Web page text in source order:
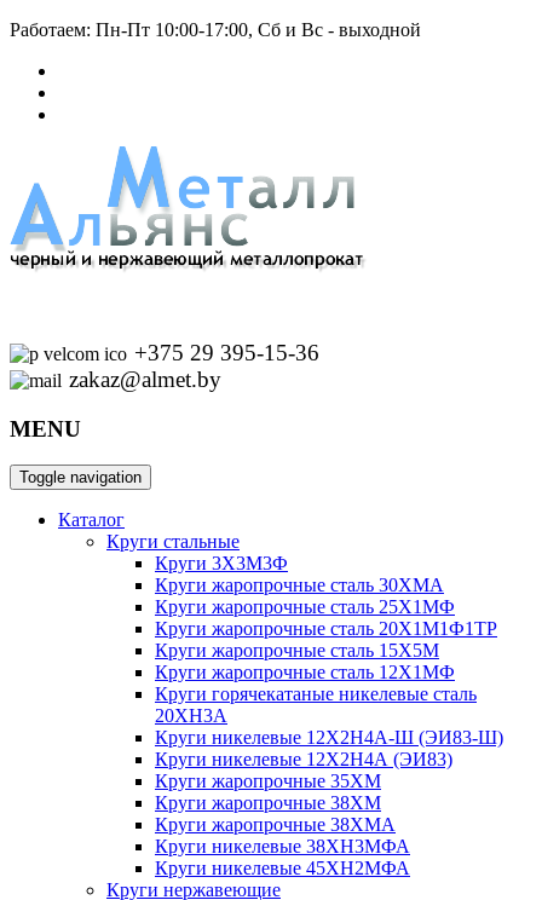
Работаем: Пн-Пт 10:00-17:00, Сб и Вс - выходной
+375 29 395-15-36
zakaz@almet.by
MENU
Toggle navigation
Каталог
Круги стальные
Круги 3Х3М3Ф
Круги жаропрочные сталь 30ХМА
Круги жаропрочные сталь 25Х1МФ
Круги жаропрочные сталь 20Х1М1Ф1ТР
Круги жаропрочные сталь 15Х5М
Круги жаропрочные сталь 12Х1МФ
Круги горячекатаные никелевые сталь
20ХН3А
Круги никелевые 12Х2Н4А-Ш (ЭИ83-Ш)
Круги никелевые 12Х2Н4А (ЭИ83)
Круги жаропрочные 35ХМ
Круги жаропрочные 38ХМ
Круги жаропрочные 38ХМА
Круги никелевые 38XH3MФА
Круги никелевые 45ХН2МФА
Круги нержавеющие